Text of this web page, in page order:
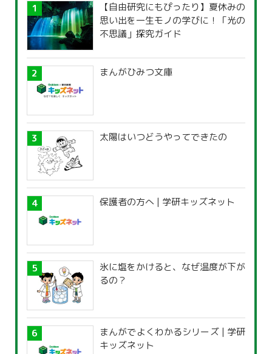
【自由研究にもぴったり】夏休みの
思い出を一生モノの学びに！「光の
不思議」探究ガイド
まんがひみつ文庫
太陽はいつどうやってできたの
保護者の方へ | 学研キッズネット
氷に塩をかけると、なぜ温度が下が
るの？
まんがでよくわかるシリーズ | 学研
キッズネット